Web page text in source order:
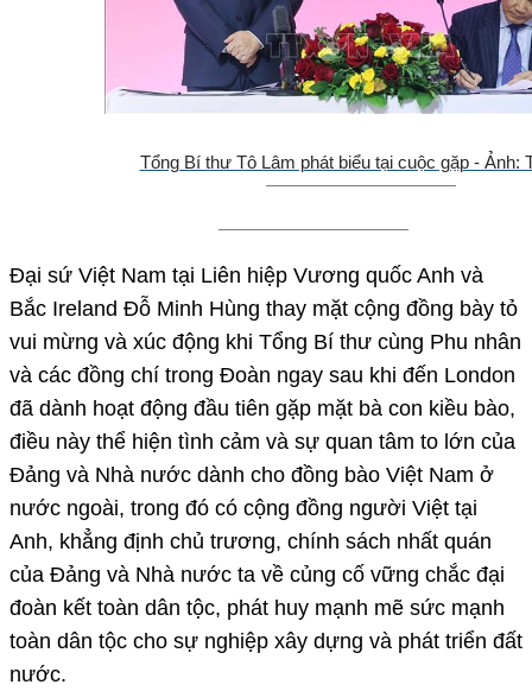
Tổng Bí thư Tô Lâm phát biểu tại cuộc gặp - Ảnh:
Đại sứ Việt Nam tại Liên hiệp Vương quốc Anh và
Bắc Ireland Đỗ Minh Hùng thay mặt cộng đồng bày tỏ
vui mừng và xúc động khi Tổng Bí thư cùng Phu nhân
và các đồng chí trong Đoàn ngay sau khi đến London
đã dành hoạt động đầu tiên gặp mặt bà con kiều bào,
điều này thể hiện tình cảm và sự quan tâm to lớn của
Đảng và Nhà nước dành cho đồng bào Việt Nam ở
nước ngoài, trong đó có cộng đồng người Việt tại
Anh, khẳng định chủ trương, chính sách nhất quán
của Đảng và Nhà nước ta về củng cố vững chắc đại
đoàn kết toàn dân tộc, phát huy mạnh mẽ sức mạnh
toàn dân tộc cho sự nghiệp xây dựng và phát triển đất
nước.